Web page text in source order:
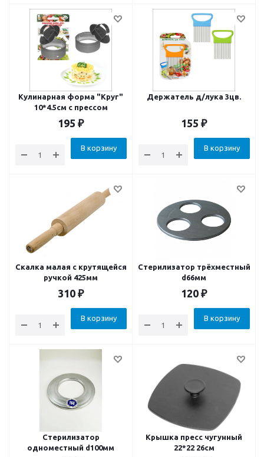
Кулинарная форма "Круг"
10*4.5см с прессом
195 ₽
В корзину
Держатель д/лука 3цв.
155 ₽
В корзину
Скалка малая с крутящейся
ручкой 425мм
310 ₽
В корзину
Стерилизатор трёхместный
d66мм
120 ₽
В корзину
Стерилизатор
одноместный d100мм
Крышка пресс чугунный
22*22 26см